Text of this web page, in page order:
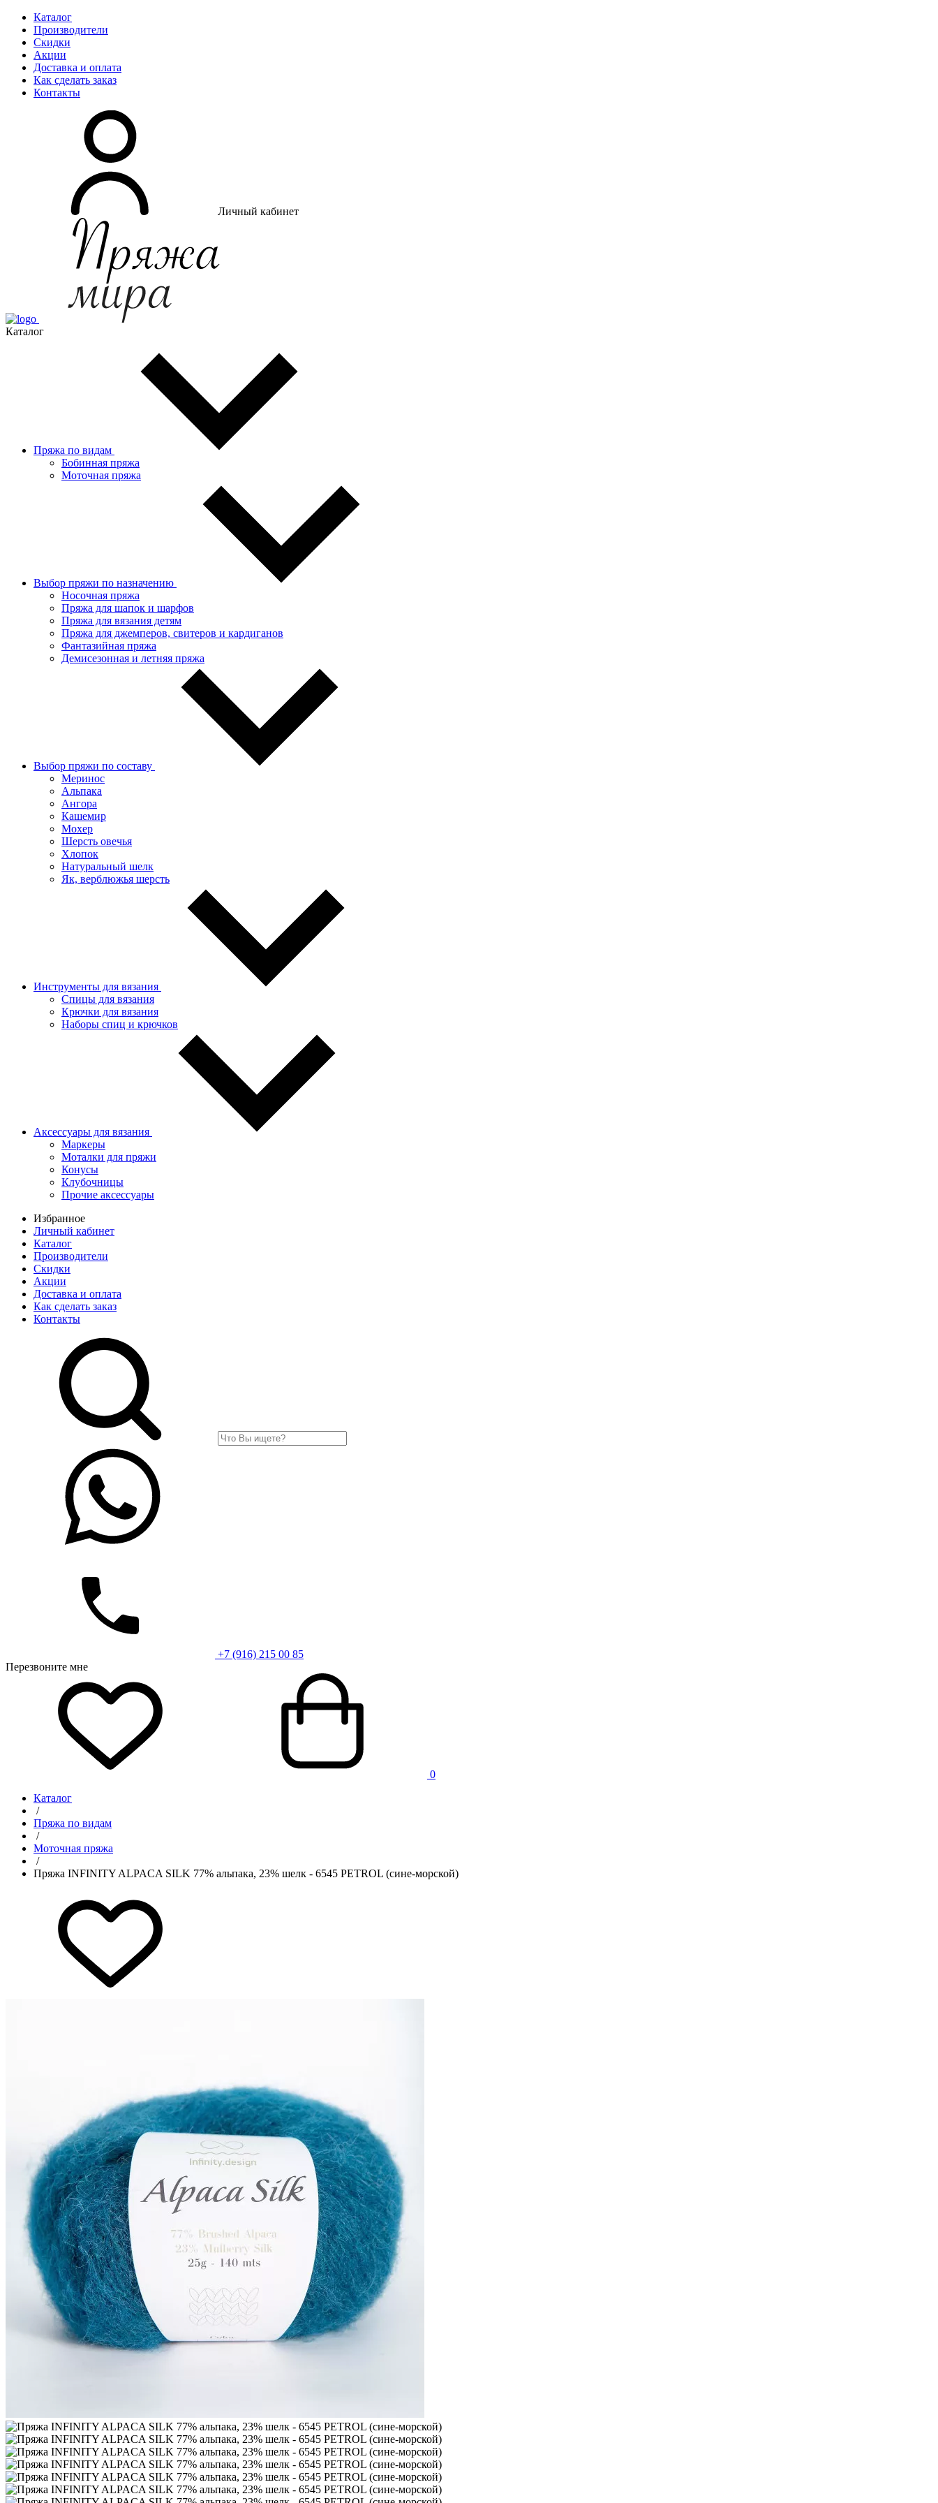
Каталог
Производители
Скидки
Акции
Доставка и оплата
Как сделать заказ
Контакты
Личный кабинет
Каталог
Пряжа по видам
Бобинная пряжа
Моточная пряжа
Выбор пряжи по назначению
Носочная пряжа
Пряжа для шапок и шарфов
Пряжа для вязания детям
Пряжа для джемперов, свитеров и кардиганов
Фантазийная пряжа
Демисезонная и летняя пряжа
Выбор пряжи по составу
Меринос
Альпака
Ангора
Кашемир
Мохер
Шерсть овечья
Хлопок
Натуральный шелк
Як, верблюжья шерсть
Инструменты для вязания
Спицы для вязания
Крючки для вязания
Наборы спиц и крючков
Аксессуары для вязания
Маркеры
Моталки для пряжи
Конусы
Клубочницы
Прочие аксессуары
Избранное
Личный кабинет
Каталог
Производители
Скидки
Акции
Доставка и оплата
Как сделать заказ
Контакты
+7 (916) 215 00 85
Перезвоните мне
0
Каталог
/
Пряжа по видам
/
Моточная пряжа
/
Пряжа INFINITY ALPACA SILK 77% альпака, 23% шелк - 6545 PETROL (сине-морской)